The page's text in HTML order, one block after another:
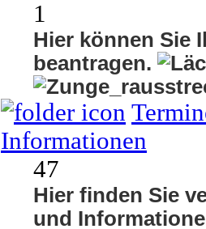
1
Hier können Sie
beantragen.
Informationen
47
Hier finden Sie
und